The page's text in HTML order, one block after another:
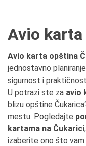
Avio
Avio karta opština
jednostavno
sigurnost i
U potrazi ste za avio
blizu opštine
mestu. Pogledajte
kartama na Čukarici
izaberite ono što vam